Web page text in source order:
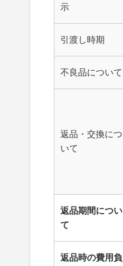
示
引渡し時期
不良品について
返品・交換につ
いて
返品期間につい
て
返品時の費用負